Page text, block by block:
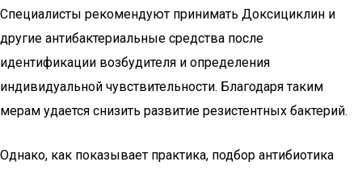
Специалисты рекомендуют принимать Доксициклин и
другие антибактериальные средства после
идентификации возбудителя и определения
индивидуальной чувствительности. Благодаря таким
мерам удается снизить развитие резистентных бактерий.
Однако, как показывает практика, подбор антибиотика